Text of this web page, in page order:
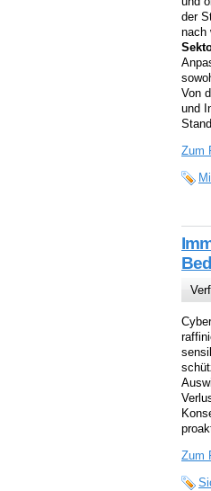
der
nach
Von
und
Zum
Zum